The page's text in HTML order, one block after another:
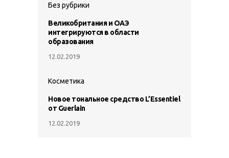
Без рубрики
Великобритания и ОАЭ
интегрируются в области
образования
12.02.2019
Косметика
Новое тональное средство L’Essentiel
от Guerlain
12.02.2019